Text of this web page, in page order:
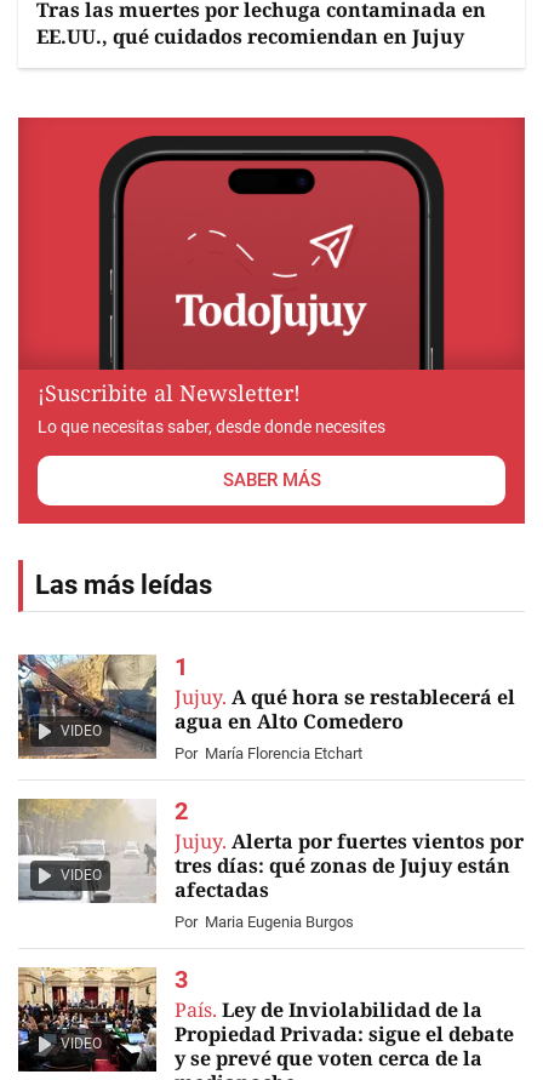
Tras las muertes por lechuga contaminada en
EE.UU., qué cuidados recomiendan en Jujuy
¡Suscribite al Newsletter!
Lo que necesitas saber, desde donde necesites
SABER MÁS
Las más leídas
VIDEO
Jujuy. A qué hora se restablecerá el
agua en Alto Comedero
Por María Florencia Etchart
VIDEO
Jujuy. Alerta por fuertes vientos por
tres días: qué zonas de Jujuy están
afectadas
Por Maria Eugenia Burgos
VIDEO
País. Ley de Inviolabilidad de la
Propiedad Privada: sigue el debate
y se prevé que voten cerca de la